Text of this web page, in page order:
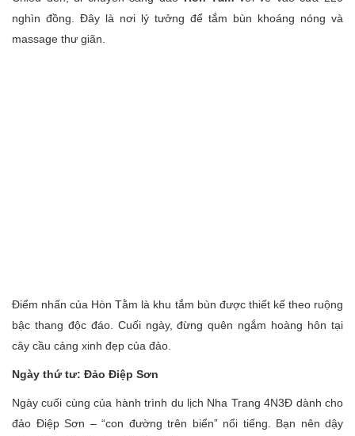
nghìn đồng. Đây là nơi lý tưởng để tắm bùn khoáng nóng và
massage thư giãn.
Điểm nhấn của Hòn Tằm là khu tắm bùn được thiết kế theo ruộng
bậc thang độc đáo. Cuối ngày, đừng quên ngắm hoàng hôn tại
cây cầu cảng xinh đẹp của đảo.
Ngày thứ tư: Đảo Điệp Sơn
Ngày cuối cùng của hành trình du lịch Nha Trang 4N3Đ dành cho
đảo Điệp Sơn – “con đường trên biển” nổi tiếng. Bạn nên dậy